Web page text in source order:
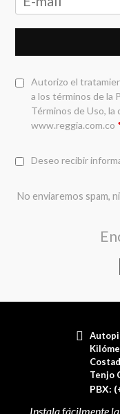
Autorizo el
a los términos de la
Términos de Uso, la
www.reggia.com.co
Deseo recibir
No enviaremos spam,
Tenjo
PBX: